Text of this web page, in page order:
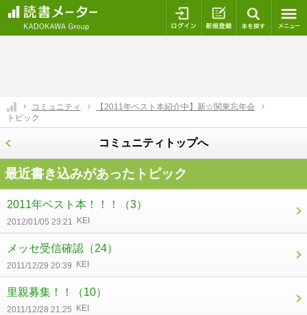
ログイン 新規登録
コミュニティ
【2011年ベスト本紹介中】新☆関東忘年会
トピック
コミュニティトップへ
最近書き込みがあったトピック
2011年ベスト本！！！ （3）
2012/01/05 23:21 KEI
メッセ受信確認 （24）
2011/12/29 20:39 KEI
里親募集！！ （10）
2011/12/28 21:25 KEI